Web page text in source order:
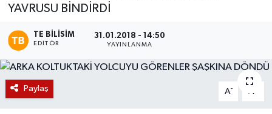
YAVRUSU BİNDİRDİ
TE BILISIM
EDITÖR
31.01.2018 - 14:50
YAYINLANMA
Paylaş A- A
Ekonomi
Magazin